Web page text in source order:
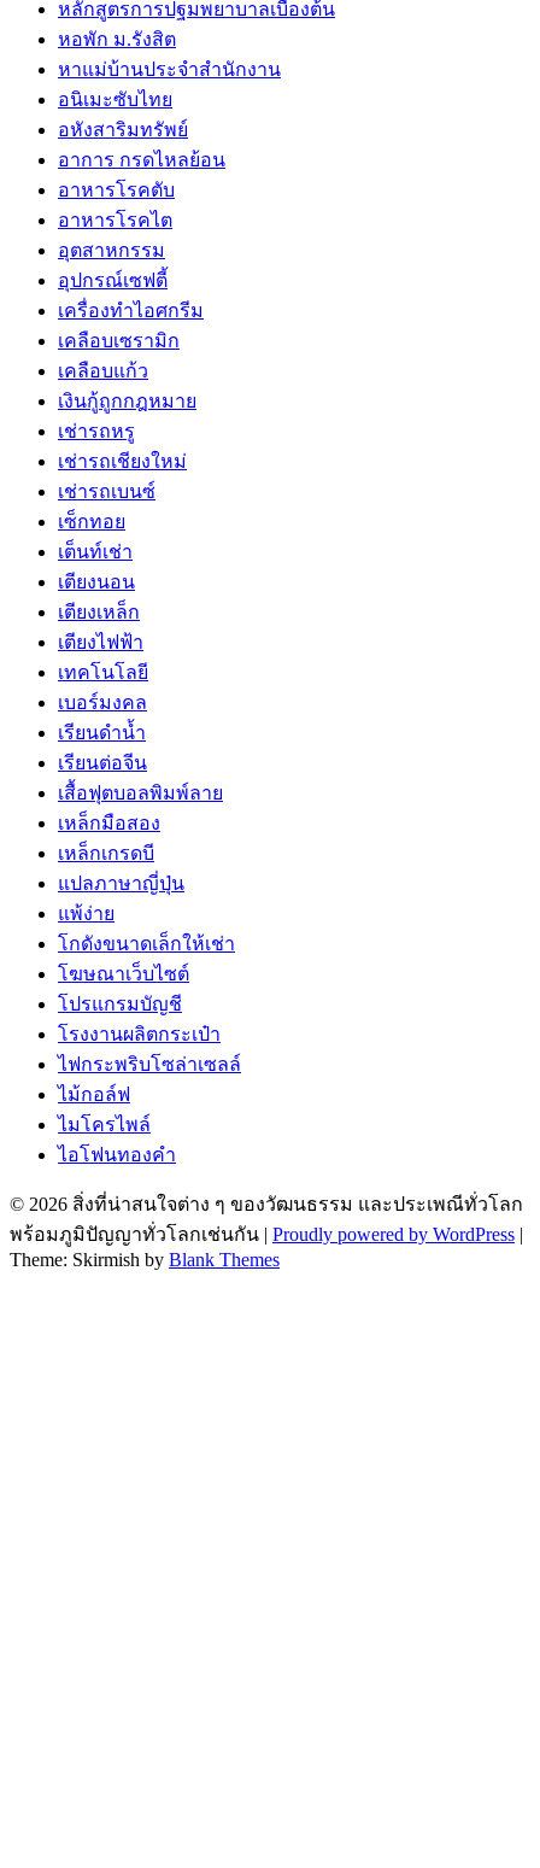
หลักสูตรการปฐมพยาบาลเบื้องต้น
หอพัก ม.รังสิต
หาแม่บ้านประจำสำนักงาน
อนิเมะซับไทย
อหังสาริมทรัพย์
อาการ กรดไหลย้อน
อาหารโรคตับ
อาหารโรคไต
อุตสาหกรรม
อุปกรณ์เซฟตี้
เครื่องทำไอศกรีม
เคลือบเซรามิก
เคลือบแก้ว
เงินกู้ถูกกฎหมาย
เช่ารถหรู
เช่ารถเชียงใหม่
เช่ารถเบนซ์
เซ็กทอย
เต็นท์เช่า
เตียงนอน
เตียงเหล็ก
เตียงไฟฟ้า
เทคโนโลยี
เบอร์มงคล
เรียนดำน้ำ
เรียนต่อจีน
เสื้อฟุตบอลพิมพ์ลาย
เหล็กมือสอง
เหล็กเกรดบี
แปลภาษาญี่ปุ่น
แพ้ง่าย
โกดังขนาดเล็กให้เช่า
โฆษณาเว็บไซต์
โปรแกรมบัญชี
โรงงานผลิตกระเป๋า
ไฟกระพริบโซล่าเซลล์
ไม้กอล์ฟ
ไมโครไพล์
ไอโฟนทองคำ
© 2026 สิ่งที่น่าสนใจต่าง ๆ ของวัฒนธรรม และประเพณีทั่วโลก
พร้อมภูมิปัญญาทั่วโลกเช่นกัน | Proudly powered by WordPress |
Theme: Skirmish by Blank Themes